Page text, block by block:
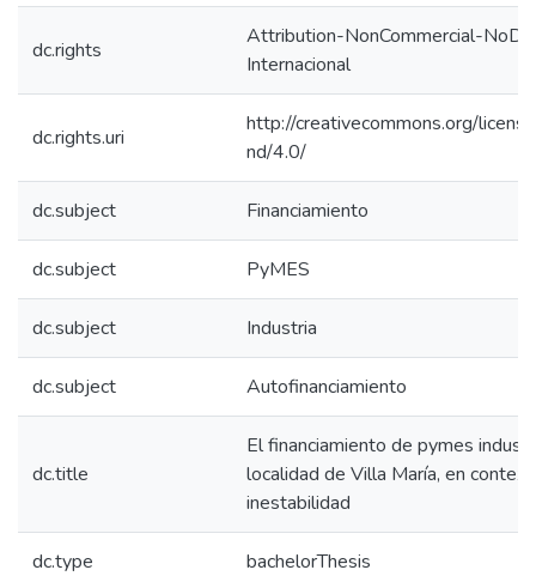
dc.rights
Attribution-NonCommercial-
Internacional
dc.rights.uri
http://creativecommons.org/
nd/4.0/
dc.subject Financiamiento
dc.subject PyMES
dc.subject Industria
dc.subject Autofinanciamiento
dc.title
El financiamiento de pymes
localidad de Villa María, en
inestabilidad
dc.type bachelorThesis